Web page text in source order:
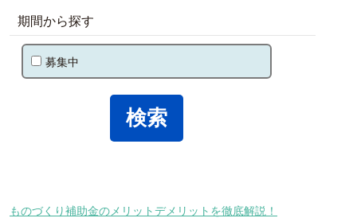
期間から探す
募集中
ものづくり補助金のメリットデメリットを徹底解説！